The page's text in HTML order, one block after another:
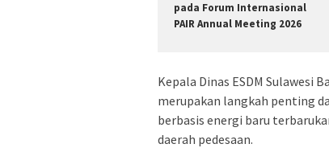
pada Forum Internasional
PAIR Annual Meeting 2026
Kepala Dinas ESDM Sulawesi
merupakan langkah penting
berbasis energi baru
daerah pedesaan.